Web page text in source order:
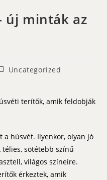
új minták az
Uncategorized
terítők, amik feldobják
a húsvét. Ilyenkor, olyan jó
télies, sötétebb színű
világos színeire.
érkeztek, amik